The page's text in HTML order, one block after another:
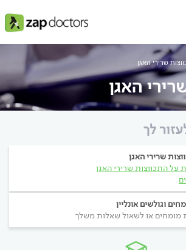
שרירי האגן
האגן
לך
שרירי האגן
על התכווצות שרירי האגן
וגולשים אונליין
מומחים או לשאול שאלות משלך